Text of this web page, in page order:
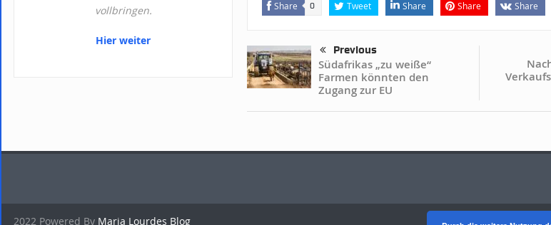
Share 0 Tweet Share Share Share
Previous
Südafrikas „zu weiße“
Farmen könnten den
Zugang zur EU
vollbringen.
Hier weiter
2022 Powered By Maria Lourdes Blog